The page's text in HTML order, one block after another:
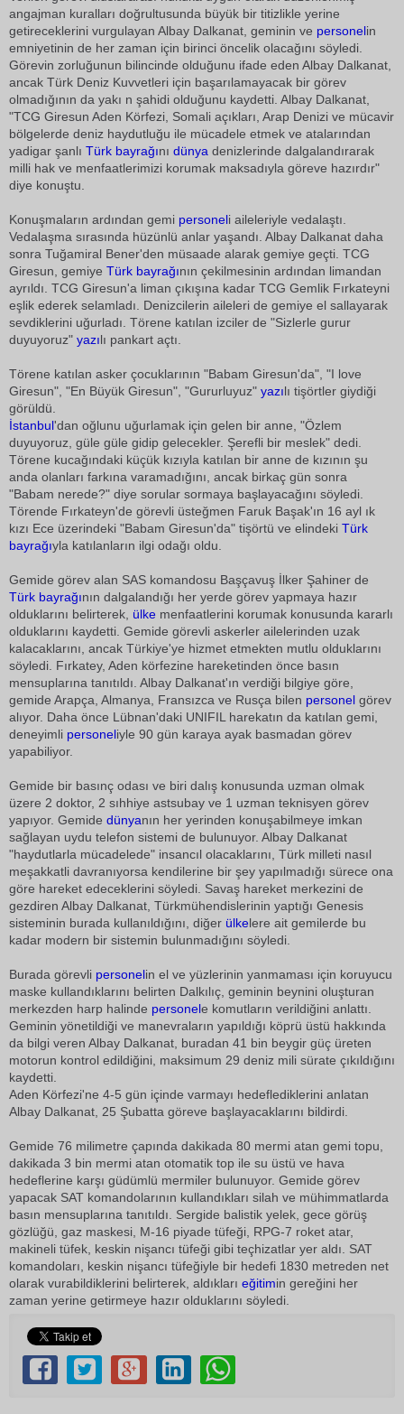
angajman kuralları doğrultusunda büyük bir titizlikle yerine
getireceklerini vurgulayan Albay Dalkanat, geminin ve personelin
emniyetinin de her zaman için birinci öncelik olacağını söyledi.
Görevin zorluğunun bilincinde olduğunu ifade eden Albay Dalkanat,
ancak Türk Deniz Kuvvetleri için başarılamayacak bir görev
olmadığının da yakı n şahidi olduğunu kaydetti. Albay Dalkanat,
"TCG Giresun Aden Körfezi, Somali açıkları, Arap Denizi ve mücavir
bölgelerde deniz haydutluğu ile mücadele etmek ve atalarından
yadigar şanlı Türk bayrağını dünya denizlerinde dalgalandırarak
milli hak ve menfaatlerimizi korumak maksadıyla göreve hazırdır"
diye konuştu.
Konuşmaların ardından gemi personeli aileleriyle vedalaştı.
Vedalaşma sırasında hüzünlü anlar yaşandı. Albay Dalkanat daha
sonra Tuğamiral Bener'den müsaade alarak gemiye geçti. TCG
Giresun, gemiye Türk bayrağının çekilmesinin ardından limandan
ayrıldı. TCG Giresun'a liman çıkışına kadar TCG Gemlik Fırkateyni
eşlik ederek selamladı. Denizcilerin aileleri de gemiye el sallayarak
sevdiklerini uğurladı. Törene katılan izciler de "Sizlerle gurur
duyuyoruz" yazılı pankart açtı.
Törene katılan asker çocuklarının "Babam Giresun'da", "I love
Giresun", "En Büyük Giresun", "Gururluyuz" yazılı tişörtler giydiği
görüldü.
İstanbul'dan oğlunu uğurlamak için gelen bir anne, "Özlem
duyuyoruz, güle güle gidip gelecekler. Şerefli bir meslek" dedi.
Törene kucağındaki küçük kızıyla katılan bir anne de kızının şu
anda olanları farkına varamadığını, ancak birkaç gün sonra
"Babam nerede?" diye sorular sormaya başlayacağını söyledi.
Törende Fırkateyn'de görevli üsteğmen Faruk Başak'ın 16 ayl ık
kızı Ece üzerindeki "Babam Giresun'da" tişörtü ve elindeki Türk
bayrağıyla katılanların ilgi odağı oldu.
Gemide görev alan SAS komandosu Başçavuş İlker Şahiner de
Türk bayrağının dalgalandığı her yerde görev yapmaya hazır
olduklarını belirterek, ülke menfaatlerini korumak konusunda kararlı
olduklarını kaydetti. Gemide görevli askerler ailelerinden uzak
kalacaklarını, ancak Türkiye'ye hizmet etmekten mutlu olduklarını
söyledi. Fırkatey, Aden körfezine hareketinden önce basın
mensuplarına tanıtıldı. Albay Dalkanat'ın verdiği bilgiye göre,
gemide Arapça, Almanya, Fransızca ve Rusça bilen personel görev
alıyor. Daha önce Lübnan'daki UNIFIL harekatın da katılan gemi,
deneyimli personeliyle 90 gün karaya ayak basmadan görev
yapabiliyor.
Gemide bir basınç odası ve biri dalış konusunda uzman olmak
üzere 2 doktor, 2 sıhhiye astsubay ve 1 uzman teknisyen görev
yapıyor. Gemide dünyanın her yerinden konuşabilmeye imkan
sağlayan uydu telefon sistemi de bulunuyor. Albay Dalkanat
"haydutlarla mücadelede" insancıl olacaklarını, Türk milleti nasıl
meşakkatli davranıyorsa kendilerine bir şey yapılmadığı sürece ona
göre hareket edeceklerini söyledi. Savaş hareket merkezini de
gezdiren Albay Dalkanat, Türkmühendislerinin yaptığı Genesis
sisteminin burada kullanıldığını, diğer ülkelere ait gemilerde bu
kadar modern bir sistemin bulunmadığını söyledi.
Burada görevli personelin el ve yüzlerinin yanmaması için koruyucu
maske kullandıklarını belirten Dalkılıç, geminin beynini oluşturan
merkezden harp halinde personele komutların verildiğini anlattı.
Geminin yönetildiği ve manevraların yapıldığı köprü üstü hakkında
da bilgi veren Albay Dalkanat, buradan 41 bin beygir güç üreten
motorun kontrol edildiğini, maksimum 29 deniz mili sürate çıkıldığını
kaydetti.
Aden Körfezi'ne 4-5 gün içinde varmayı hedeflediklerini anlatan
Albay Dalkanat, 25 Şubatta göreve başlayacaklarını bildirdi.
Gemide 76 milimetre çapında dakikada 80 mermi atan gemi topu,
dakikada 3 bin mermi atan otomatik top ile su üstü ve hava
hedeflerine karşı güdümlü mermiler bulunuyor. Gemide görev
yapacak SAT komandolarının kullandıkları silah ve mühimmatlarda
basın mensuplarına tanıtıldı. Sergide balistik yelek, gece görüş
gözlüğü, gaz maskesi, M-16 piyade tüfeği, RPG-7 roket atar,
makineli tüfek, keskin nişancı tüfeği gibi teçhizatlar yer aldı. SAT
komandoları, keskin nişancı tüfeğiyle bir hedefi 1830 metreden net
olarak vurabildiklerini belirterek, aldıkları eğitimin gereğini her
zaman yerine getirmeye hazır olduklarını söyledi.